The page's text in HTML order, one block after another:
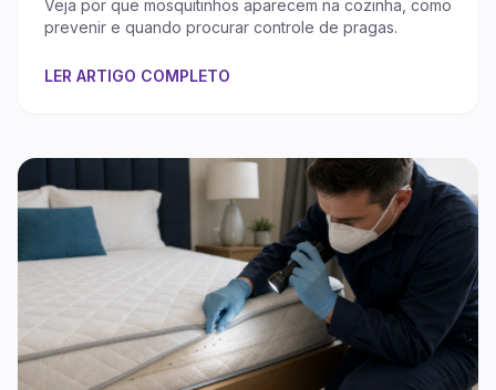
Veja por que mosquitinhos aparecem na cozinha, como
prevenir e quando procurar controle de pragas.
LER ARTIGO COMPLETO